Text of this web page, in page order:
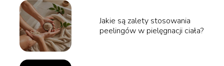
Jakie są zalety stosowania
peelingów w pielęgnacji ciała?